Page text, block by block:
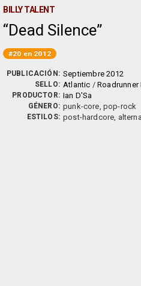
BILLY TALENT
Dead Silence
#20 en 2012
PUBLICACIÓN: Septiembre 2012
SELLO: Atlantic /Roadrunner
PRODUCTOR: Ian D'Sa
GÉNERO: punk-core, pop-rock
ESTILOS: post-hardcore,